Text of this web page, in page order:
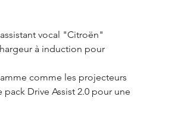
vocal "Citroën"
à induction pour
comme les projecteurs
Drive Assist 2.0 pour une